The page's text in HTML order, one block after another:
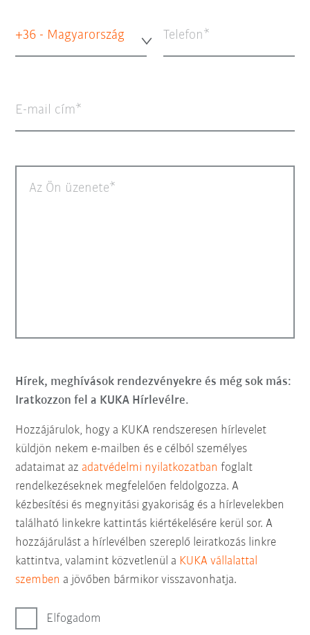
+36 - Magyarország Telefon
E-mail cím
Az Ön üzenete
Hírek, meghívások rendezvényekre és még sok más:
Iratkozzon fel a KUKA Hírlevélre.
Hozzájárulok, hogy a KUKA rendszeresen hírlevelet
küldjön nekem e-mailben és e célból személyes
adataimat az adatvédelmi nyilatkozatban foglalt
rendelkezéseknek megfelelően feldolgozza. A
kézbesítési és megnyitási gyakoriság és a hírlevelekben
található linkekre kattintás kiértékelésére kerül sor. A
hozzájárulást a hírlevélben szereplő leiratkozás linkre
kattintva, valamint közvetlenül a KUKA vállalattal
szemben a jövőben bármikor visszavonhatja.
Elfogadom